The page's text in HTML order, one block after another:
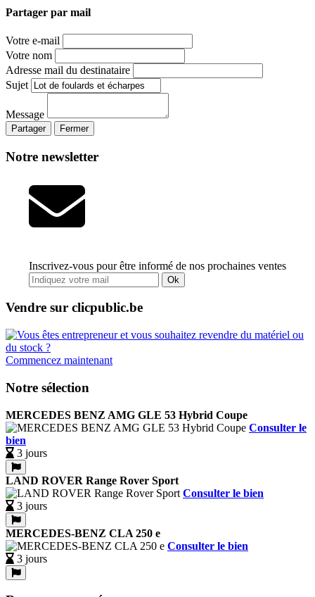
Partager par mail
Votre e-mail
Votre nom
Adresse mail du destinataire
Sujet
Message
Partager Fermer
Notre newsletter
Inscrivez-vous pour être informé de nos prochaines ventes
Ok
Vendre sur clicpublic.be
Commencez maintenant
Notre sélection
MERCEDES BENZ AMG GLE 53 Hybrid Coupe
Consulter le
bien
3 jours
LAND ROVER Range Rover Sport
Consulter le bien
3 jours
MERCEDES-BENZ CLA 250 e
Consulter le bien
3 jours